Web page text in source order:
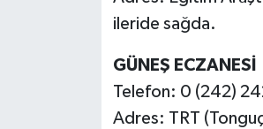
ileride sağda.
GÜNEŞ ECZANESİ
Telefon: 0 (242)
Adres: TRT